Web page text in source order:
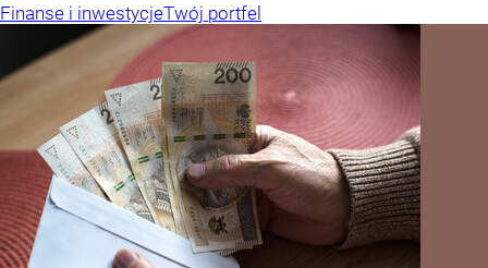
Finanse i inwestycjeTwój portfel